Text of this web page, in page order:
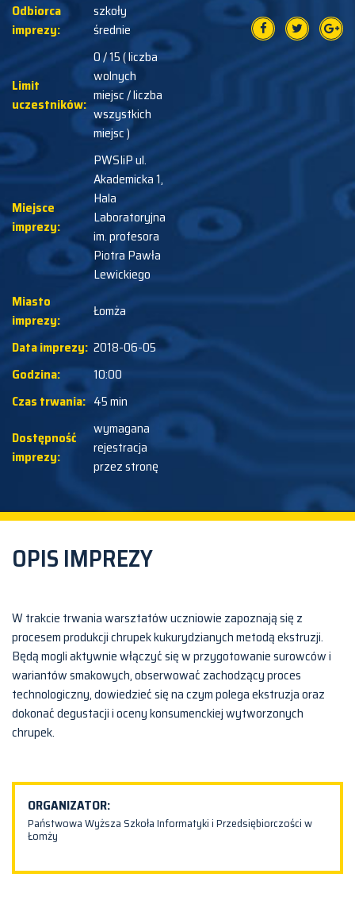
Odbiorca
imprezy:
szkoły
średnie
Limit
uczestników:
0 / 15 ( liczba
wolnych
miejsc / liczba
wszystkich
miejsc )
Miejsce
imprezy:
PWSIiP ul.
Akademicka 1,
Hala
Laboratoryjna
im. profesora
Piotra Pawła
Lewickiego
Miasto
imprezy:
Łomża
Data imprezy: 2018-06-05
Godzina:
10:00
Czas trwania: 45 min
Dostępność
imprezy:
wymagana
rejestracja
przez stronę
OPIS IMPREZY
W trakcie trwania warsztatów uczniowie zapoznają się z
procesem produkcji chrupek kukurydzianych metodą ekstruzji.
Będą mogli aktywnie włączyć się w przygotowanie surowców i
wariantów smakowych, obserwować zachodzący proces
technologiczny, dowiedzieć się na czym polega ekstruzja oraz
dokonać degustacji i oceny konsumenckiej wytworzonych
chrupek.
ORGANIZATOR:
Państwowa Wyższa Szkoła Informatyki i Przedsiębiorczości w
Łomży